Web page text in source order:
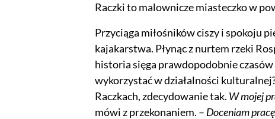
Raczki to malownicze miasteczko w
Przyciąga miłośników ciszy i spokoju
kajakarstwa. Płynąc z nurtem rzeki
historia sięga prawdopodobnie
wykorzystać w działalności
Raczkach, zdecydowanie tak. W mojej
mówi z przekonaniem. – Doceniam